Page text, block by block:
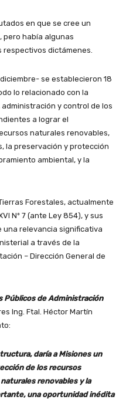
en que se cree un
pero había algunas
respectivos dictámenes.
se establecieron 18
lo relacionado con la
y control de los
a lograr el
naturales renovables,
la preservación y protección
ambiental, y la
Forestales, actualmente
Nº 7 (ante Ley 854), y sus
relevancia significativa
a través de la
– Dirección General de
Públicos de Administración
Ing. Ftal. Héctor Martín
daría a Misiones un
de los recursos
renovables y la
una oportunidad inédita